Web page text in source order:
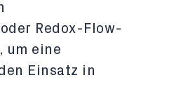
Redox-Flow-
um eine
Einsatz in